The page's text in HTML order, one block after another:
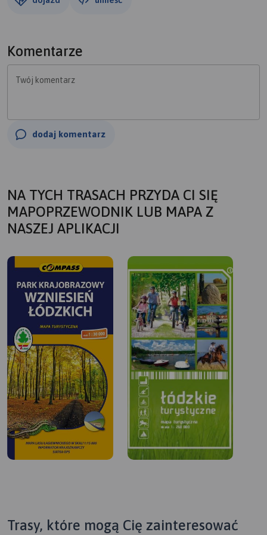
Komentarze
Twój komentarz
dodaj komentarz
NA TYCH TRASACH PRZYDA CI SIĘ
MAPOPRZEWODNIK LUB MAPA Z
NASZEJ APLIKACJI
Trasy, które mogą Cię zainteresować